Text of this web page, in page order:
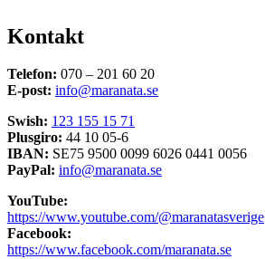
Kontakt
Telefon: 070 – 201 60 20
E-post: info@maranata.se
Swish: 123 155 15 71
Plusgiro: 44 10 05-6
IBAN: SE75 9500 0099 6026 0441 0056
PayPal: info@maranata.se
YouTube:
https://www.youtube.com/@maranatasverige
Facebook:
https://www.facebook.com/maranata.se